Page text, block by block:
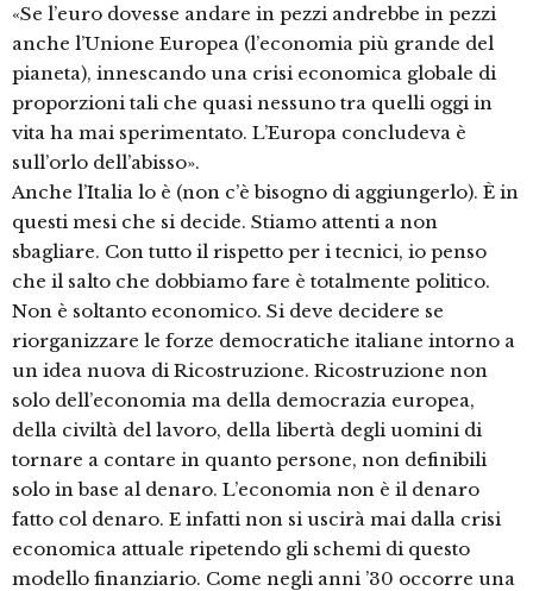
«Se l’euro dovesse andare in pezzi andrebbe in pezzi
anche l’Unione Europea (l’economia più grande del
pianeta), innescando una crisi economica globale di
proporzioni tali che quasi nessuno tra quelli oggi in
vita ha mai sperimentato. L’Europa concludeva è
sull’orlo dell’abisso».
Anche l’Italia lo è (non c’è bisogno di aggiungerlo). È in
questi mesi che si decide. Stiamo attenti a non
sbagliare. Con tutto il rispetto per i tecnici, io penso
che il salto che dobbiamo fare è totalmente politico.
Non è soltanto economico. Si deve decidere se
riorganizzare le forze democratiche italiane intorno a
un idea nuova di Ricostruzione. Ricostruzione non
solo dell’economia ma della democrazia europea,
della civiltà del lavoro, della libertà degli uomini di
tornare a contare in quanto persone, non definibili
solo in base al denaro. L’economia non è il denaro
fatto col denaro. E infatti non si uscirà mai dalla crisi
economica attuale ripetendo gli schemi di questo
modello finanziario. Come negli anni ’30 occorre una